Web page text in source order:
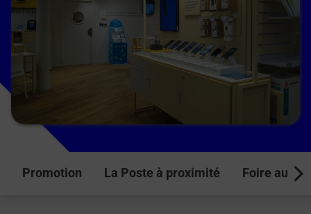
Promotion La Poste à proximité Foire aux